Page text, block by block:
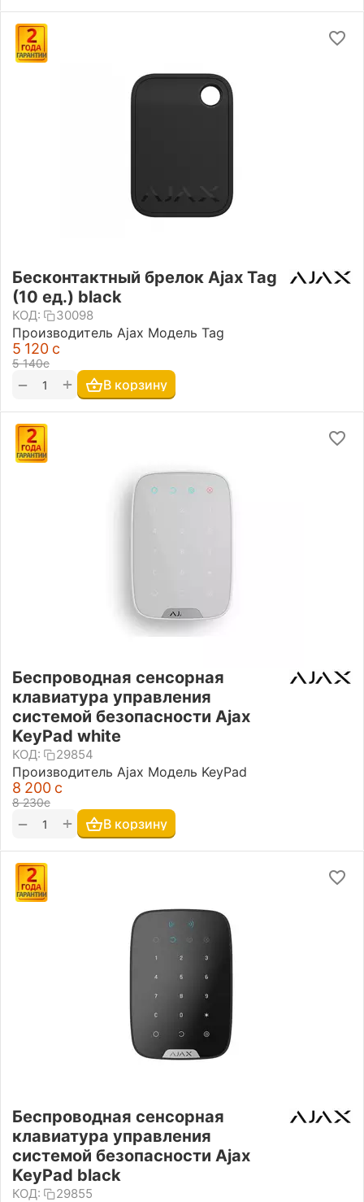
Бесконтактный брелок Ajax Tag
(10 ед.) black
КОД: 30098
Производитель Ajax Модель Tag
5 120 с
5 140с
+
− В корзину
Беспроводная сенсорная
клавиатура управления
системой безопасности Ajax
KeyPad white
КОД: 29854
Производитель Ajax Модель KeyPad
8 200 с
8 230с
+
− В корзину
Беспроводная сенсорная
клавиатура управления
системой безопасности Ajax
KeyPad black
КОД: 29855